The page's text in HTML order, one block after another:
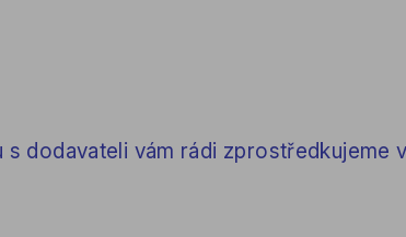
s dodavateli vám rádi zprostředkujeme